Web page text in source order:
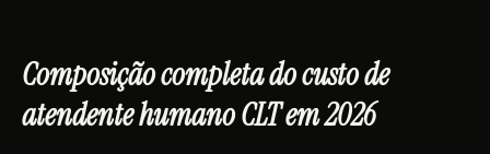
Composição completa do custo de
atendente humano CLT em 2026